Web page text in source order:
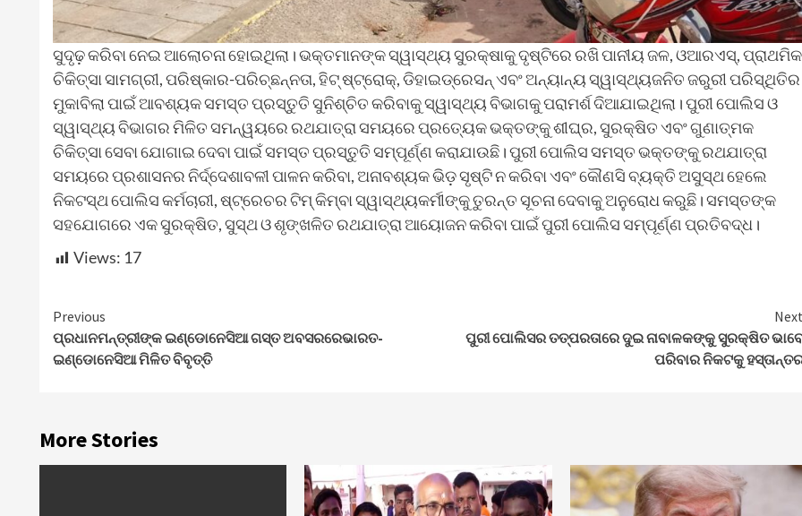
ସୁଦୃଢ଼ କରିବା ନେଇ ଆଲୋଚନା ହୋଇଥିଲା। ଭକ୍ତମାନଙ୍କ ସ୍ୱାସ୍ଥ୍ୟ ସୁରକ୍ଷାକୁ ଦୃଷ୍ଟିରେ ରଖି ପାନୀୟ ଜଳ, ଓଆରଏସ୍‌, ପ୍ରାଥମିକ
ଚିକିତ୍ସା ସାମଗ୍ରୀ, ପରିଷ୍କାର-ପରିଚ୍ଛନ୍ନତା, ହିଟ୍‌ ଷ୍ଟ୍ରୋକ୍‌, ଡିହାଇଡ୍ରେସନ୍‌ ଏବଂ ଅନ୍ୟାନ୍ୟ ସ୍ୱାସ୍ଥ୍ୟଜନିତ ଜରୁରୀ ପରିସ୍ଥିତିର
ମୁକାବିଲା ପାଇଁ ଆବଶ୍ୟକ ସମସ୍ତ ପ୍ରସ୍ତୁତି ସୁନିଶ୍ଚିତ କରିବାକୁ ସ୍ୱାସ୍ଥ୍ୟ ବିଭାଗକୁ ପରାମର୍ଶ ଦିଆଯାଇଥିଲା। ପୁରୀ ପୋଲିସ ଓ
ସ୍ୱାସ୍ଥ୍ୟ ବିଭାଗର ମିଳିତ ସମନ୍ୱୟରେ ରଥଯାତ୍ରା ସମୟରେ ପ୍ରତ୍ୟେକ ଭକ୍ତଙ୍କୁ ଶୀଘ୍ର, ସୁରକ୍ଷିତ ଏବଂ ଗୁଣାତ୍ମକ
ଚିକିତ୍ସା ସେବା ଯୋଗାଇ ଦେବା ପାଇଁ ସମସ୍ତ ପ୍ରସ୍ତୁତି ସମ୍ପୂର୍ଣ୍ଣ କରାଯାଉଛି। ପୁରୀ ପୋଲିସ ସମସ୍ତ ଭକ୍ତଙ୍କୁ ରଥଯାତ୍ରା
ସମୟରେ ପ୍ରଶାସନର ନିର୍ଦ୍ଦେଶାବଳୀ ପାଳନ କରିବା, ଅନାବଶ୍ୟକ ଭିଡ଼ ସୃଷ୍ଟି ନ କରିବା ଏବଂ କୌଣସି ବ୍ୟକ୍ତି ଅସୁସ୍ଥ ହେଲେ
ନିକଟସ୍ଥ ପୋଲିସ କର୍ମଚାରୀ, ଷ୍ଟ୍ରେଚର ଟିମ୍ କିମ୍ବା ସ୍ୱାସ୍ଥ୍ୟକର୍ମୀଙ୍କୁ ତୁରନ୍ତ ସୂଚନା ଦେବାକୁ ଅନୁରୋଧ କରୁଛି। ସମସ୍ତଙ୍କ
ସହଯୋଗରେ ଏକ ସୁରକ୍ଷିତ, ସୁସ୍ଥ ଓ ଶୃଙ୍ଖଳିତ ରଥଯାତ୍ରା ଆୟୋଜନ କରିବା ପାଇଁ ପୁରୀ ପୋଲିସ ସମ୍ପୂର୍ଣ୍ଣ ପ୍ରତିବଦ୍ଧ।
Views: 17
Continue
Reading
Previous
ପ୍ରଧାନମନ୍ତ୍ରୀଙ୍କ ଇଣ୍ଡୋନେସିଆ ଗସ୍ତ ଅବସରରେଭାରତ-
ଇଣ୍ଡୋନେସିଆ ମିଳିତ ବିବୃତ୍ତି
ପୁରୀ ପୋଲିସର ତତ୍ପରତାରେ ଦୁଇ ନାବାଳକଙ୍କୁ ସୁରକ୍ଷିତ
ପରିବାର ନିକଟକୁ
More Stories